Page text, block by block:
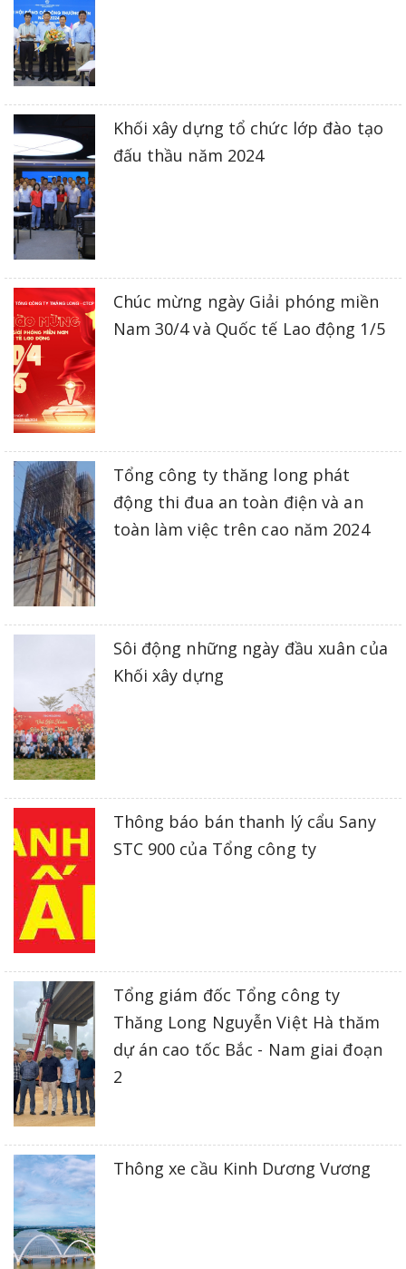
Khối xây dựng tổ chức lớp đào tạo
đấu thầu năm 2024
Chúc mừng ngày Giải phóng miền
Nam 30/4 và Quốc tế Lao động 1/5
Tổng công ty thăng long phát
động thi đua an toàn điện và an
toàn làm việc trên cao năm 2024
Sôi động những ngày đầu xuân của
Khối xây dựng
Thông báo bán thanh lý cẩu Sany
STC 900 của Tổng công ty
Tổng giám đốc Tổng công ty
Thăng Long Nguyễn Việt Hà thăm
dự án cao tốc Bắc - Nam giai đoạn
2
Thông xe cầu Kinh Dương Vương